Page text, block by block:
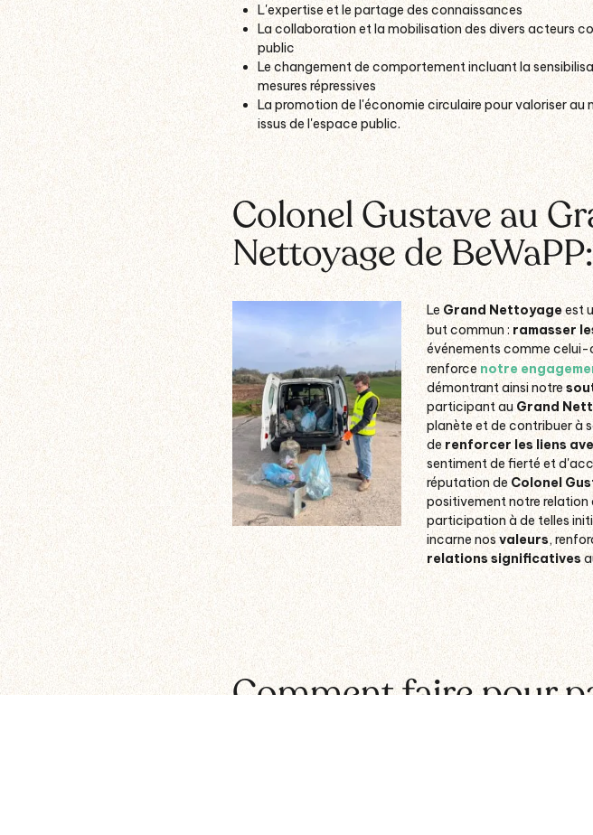
L'expertise et le partage des connaissances
La collaboration et la mobilisation des divers acteurs
public
Le changement de comportement incluant la
mesures répressives
La promotion de l'économie circulaire pour valoriser au
issus de l'espace public.
Colonel Gustave au
Nettoyage de BeWaPP:
Le Grand Nettoyageest
but commun : ramasser
événements comme celui-
renforce notre
démontrant ainsi notre
participant au Grand
planète et de contribuer à
de renforcer les liens
sentiment de fierté et
réputation de Colonel
positivement notre relation
participation à de telles
incarne nosvaleurs,
relations significatives
Comment faire pour